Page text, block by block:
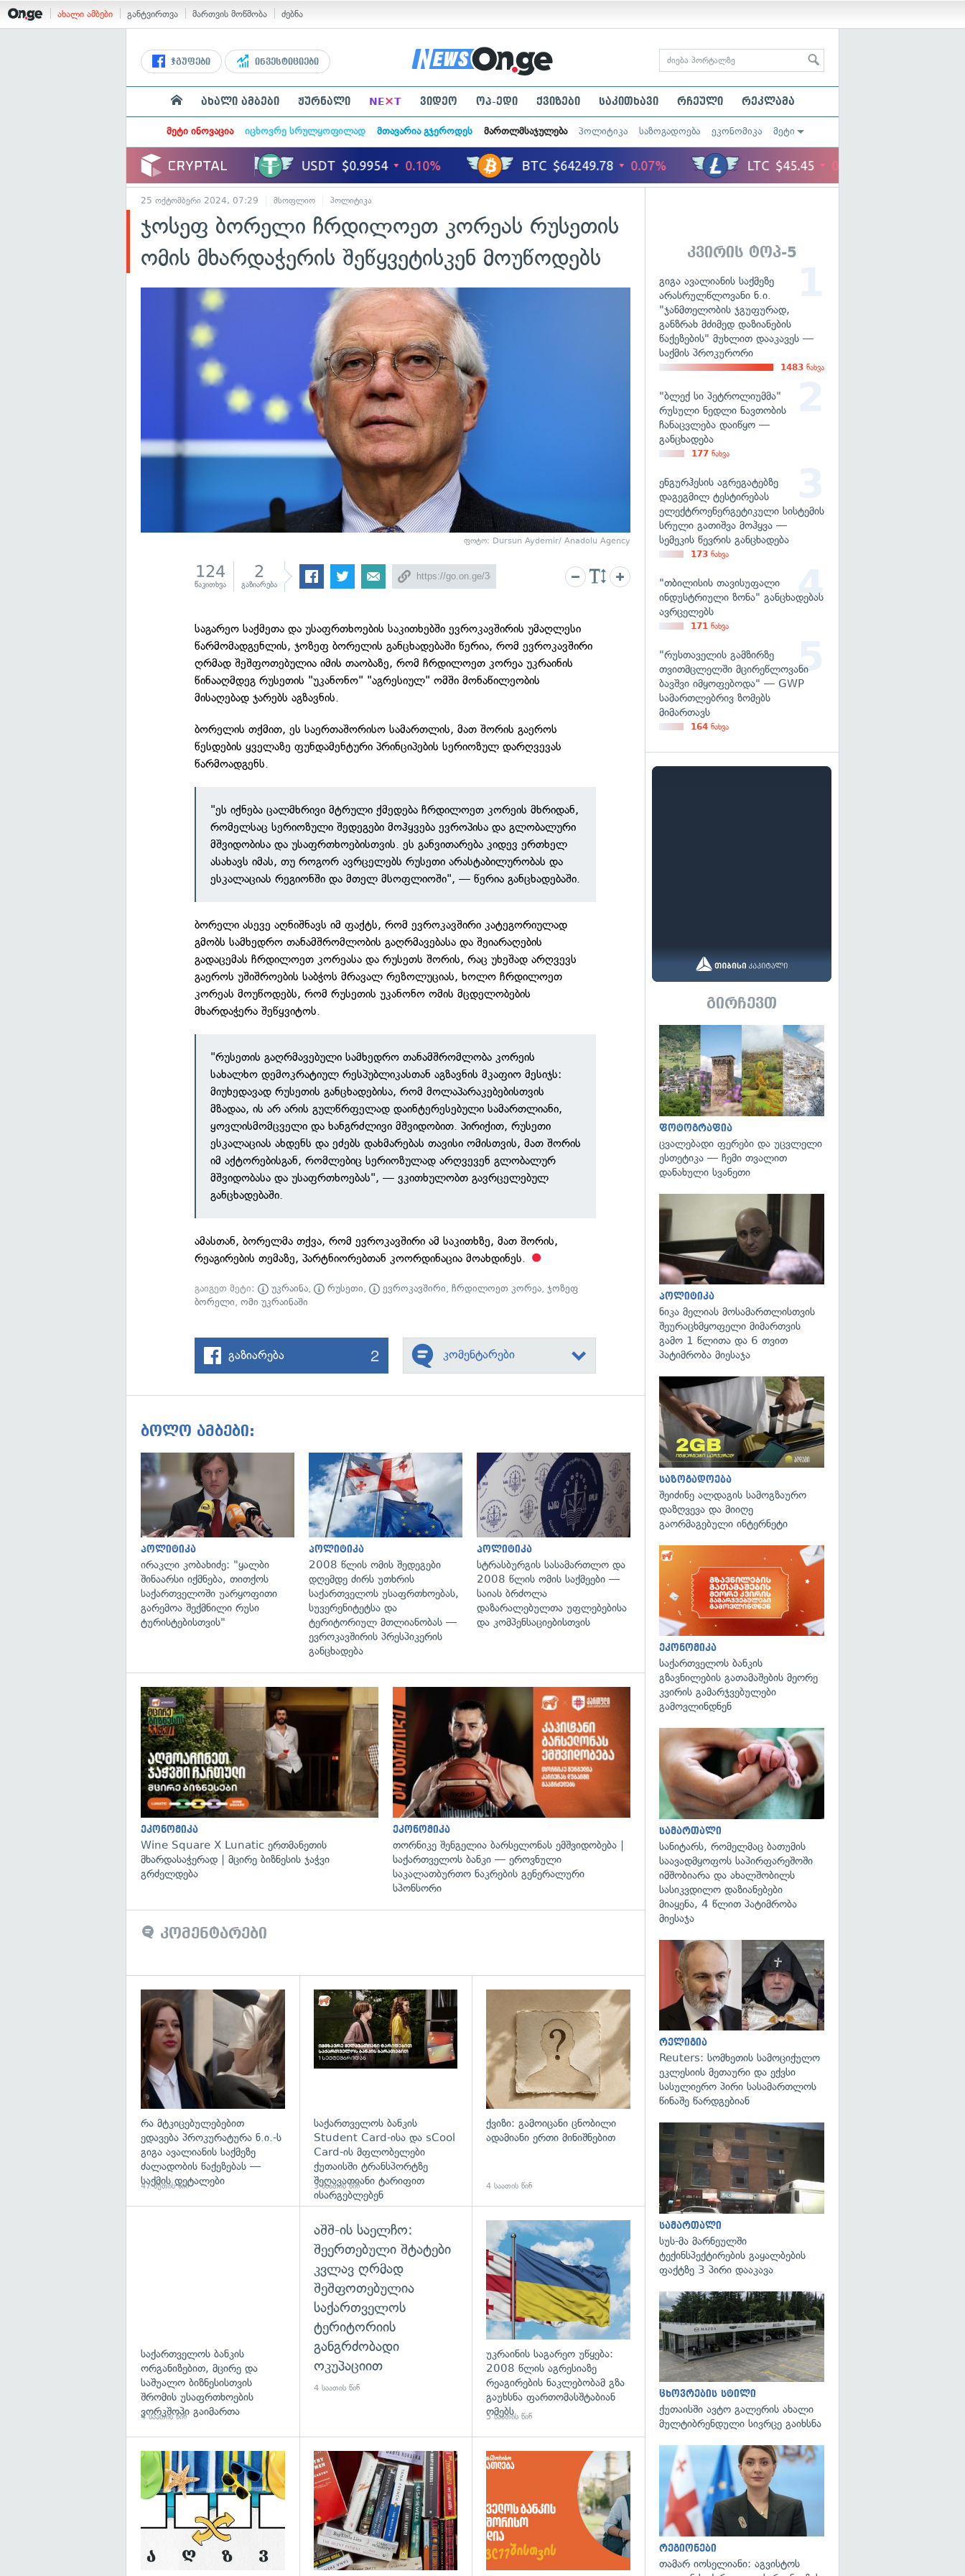
ახალი ამბები განტვირთვა მართვის მოწმობა ძებნა
ჯგუფები ინვესტიციები
ახალი ამბები ჟურნალი NE×T ვიდეო ოპ-ედი ქვიზები საკითხავი რჩეული რეკლამა
მეტი ინოვაცია იცხოვრე სრულყოფილად მთავარია გჯეროდეს მართლმსაჯულება პოლიტიკა საზოგადოება ეკონომიკა მეტი
25 ოქტომბერი 2024, 07:29 მსოფლიო პოლიტიკა
ჯოსეფ ბორელი ჩრდილოეთ კორეას რუსეთის
ომის მხარდაჭერის შეწყვეტისკენ მოუწოდებს
ფოტო: Dursun Aydemir/ Anadolu Agency
124
წაკითხვა
2
გაზიარება
საგარეო საქმეთა და უსაფრთხოების საკითხებში ევროკავშირის უმაღლესი
წარმომადგენლის, ჯოზეფ ბორელის განცხადებაში წერია, რომ ევროკავშირი
ღრმად შეშფოთებულია იმის თაობაზე, რომ ჩრდილოეთ კორეა უკრაინის
წინააღმდეგ რუსეთის "უკანონო" "აგრესიულ" ომში მონაწილეობის
მისაღებად ჯარებს აგზავნის.
ბორელის თქმით, ეს საერთაშორისო სამართლის, მათ შორის გაეროს
წესდების ყველაზე ფუნდამენტური პრინციპების სერიოზულ დარღვევას
წარმოადგენს.
"ეს იქნება ცალმხრივი მტრული ქმედება ჩრდილოეთ კორეის მხრიდან,
რომელსაც სერიოზული შედეგები მოჰყვება ევროპისა და გლობალური
მშვიდობისა და უსაფრთხოებისთვის. ეს განვითარება კიდევ ერთხელ
ასახავს იმას, თუ როგორ ავრცელებს რუსეთი არასტაბილურობას და
ესკალაციას რეგიონში და მთელ მსოფლიოში", — წერია განცხადებაში.
ბორელი ასევე აღნიშნავს იმ ფაქტს, რომ ევროკავშირი კატეგორიულად
გმობს სამხედრო თანამშრომლობის გაღრმავებასა და შეიარაღების
გადაცემას ჩრდილოეთ კორეასა და რუსეთს შორის, რაც უხეშად არღვევს
გაეროს უშიშროების საბჭოს მრავალ რეზოლუციას, ხოლო ჩრდილოეთ
კორეას მოუწოდებს, რომ რუსეთის უკანონო ომის მცდელობების
მხარდაჭერა შეწყვიტოს.
"რუსეთის გაღრმავებული სამხედრო თანამშრომლობა კორეის
სახალხო დემოკრატიულ რესპუბლიკასთან აგზავნის მკაფიო მესიჯს:
მიუხედავად რუსეთის განცხადებისა, რომ მოლაპარაკებებისთვის
მზადაა, ის არ არის გულწრფელად დაინტერესებული სამართლიანი,
ყოვლისმომცველი და ხანგრძლივი მშვიდობით. პირიქით, რუსეთი
ესკალაციას ახდენს და ეძებს დახმარებას თავისი ომისთვის, მათ შორის
იმ აქტორებისგან, რომლებიც სერიოზულად არღვევენ გლობალურ
მშვიდობასა და უსაფრთხოებას", — ვკითხულობთ გავრცელებულ
განცხადებაში.
ამასთან, ბორელმა თქვა, რომ ევროკავშირი ამ საკითხზე, მათ შორის,
რეაგირების თემაზე, პარტნიორებთან კოორდინაცია მოახდინეს.
გაიგეთ მეტი: უკრაინა, რუსეთი, ევროკავშირი,ჩრდილოეთ კორეა,ჯოზეფ
ბორელი,ომი უკრაინაში
გაზიარება 2 კომენტარები
ბოლო ამბები:
გადახედვა
პოლიტიკა
ირაკლი კობახიძე: "ყალბი
შინაარსი იქმნება, თითქოს
საქართველოში უარყოფითი
გარემოა შექმნილი რუსი
ტურისტებისთვის"
გადახედვა
პოლიტიკა
2008 წლის ომის შედეგები
დღემდე ძირს უთხრის
საქართველოს უსაფრთხოებას,
სუვერენიტეტსა და
ტერიტორიულ მთლიანობას —
ევროკავშირის პრესპიკერის
განცხადება
გადახედვა
პოლიტიკა
სტრასბურგის სასამართლო და
2008 წლის ომის საქმეები —
საიას ბრძოლა
დაზარალებულთა უფლებებისა
და კომპენსაციებისთვის
ეკონომიკა
Wine Square X Lunatic ერთმანეთის
მხარდასაჭერად | მცირე ბიზნესის ჯაჭვი
გრძელდება
ეკონომიკა
თორნიკე შენგელია ბარსელონას ემშვიდობება |
საქართველოს ბანკი — ეროვნული
საკალათბურთო ნაკრების გენერალური
სპონსორი
კომენტარები
გადახედვა
რა მტკიცებულებებით
ედავება პროკურატურა ნ.ი.-ს
გიგა ავალიანის საქმეზე
ძალადობის წაქეზებას —
საქმის დეტალები
47 წუთის წინ
საქართველოს ბანკის
Student Card-ისა და sCool
Card-ის მფლობელები
ქუთაისში ტრანსპორტზე
შეღავათიანი ტარიფით
ისარგებლებენ
3 საათის წინ
ქვიზი: გამოიცანი ცნობილი
ადამიანი ერთი მინიშნებით
4 საათის წინ
საქართველოს ბანკის
ორგანიზებით, მცირე და
საშუალო ბიზნესისთვის
შრომის უსაფრთხოების
ვორკშოპი გაიმართა
4 საათის წინ
აშშ-ის საელჩო:
შეერთებული შტატები
კვლავ ღრმად
შეშფოთებულია
საქართველოს
ტერიტორიის
განგრძობადი
ოკუპაციით
4 საათის წინ
გადახედვა
უკრაინის საგარეო უწყება:
2008 წლის აგრესიაზე
რეაგირების ნაკლებობამ გზა
გაუხსნა ფართომასშტაბიან
ომებს
5 საათის წინ
გადახედვა გადახედვა
კვირის ტოპ-5
გიგა ავალიანის საქმეზე
არასრულწლოვანი ნ.ი.
"ჯანმთელობის ჯგუფურად,
განზრახ მძიმედ დაზიანების
წაქეზების" მუხლით დააკავეს —
საქმის პროკურორი
1483 ნახვა
"ბლექ სი პეტროლიუმმა"
რუსული ნედლი ნავთობის
ჩანაცვლება დაიწყო —
განცხადება
177 ნახვა
ენგურჰესის აგრეგატებზე
დაგეგმილ ტესტირებას
ელექტროენერგეტიკული სისტემის
სრული გათიშვა მოჰყვა —
სემეკის წევრის განცხადება
173 ნახვა
"თბილისის თავისუფალი
ინდუსტრიული ზონა" განცხადებას
ავრცელებს
171 ნახვა
"რუსთაველის გამზირზე
თვითმცლელში მცირეწლოვანი
ბავშვი იმყოფებოდა" — GWP
სამართლებრივ ზომებს
მიმართავს
164 ნახვა
გირჩევთ
ფოტოგრაფია
ცვალებადი ფერები და უცვლელი
ესთეტიკა — ჩემი თვალით
დანახული სვანეთი
პოლიტიკა
ნიკა მელიას მოსამართლისთვის
შეურაცხმყოფელი მიმართვის
გამო 1 წლითა და 6 თვით
პატიმრობა მიესაჯა
საზოგადოება
შეიძინე ალდაგის სამოგზაურო
დაზღვევა და მიიღე
გაორმაგებული ინტერნეტი
ეკონომიკა
საქართველოს ბანკის
გზავნილების გათამაშების მეორე
კვირის გამარჯვებულები
გამოვლინდნენ
სამართალი
სანიტარს, რომელმაც ბათუმის
საავადმყოფოს საპირფარეშოში
იმშობიარა და ახალშობილს
სასიკვდილო დაზიანებები
მიაყენა, 4 წლით პატიმრობა
მიესაჯა
რელიგია
Reuters: სომხეთის სამოციქულო
ეკლესიის მეთაური და ექვსი
სასულიერო პირი სასამართლოს
წინაშე წარდგებიან
სამართალი
სუს-მა მარნეულში
ტექინსპექტირების გაყალბების
ფაქტზე 3 პირი დააკავა
ცხოვრების სტილი
ქუთაისში ავტო გალერის ახალი
მულტიბრენდული სივრცე გაიხსნა
რეგიონები
თამარ იოსელიანი: აგვისტოს